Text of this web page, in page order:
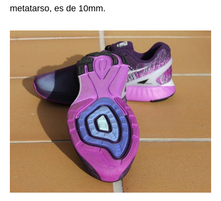
metatarso, es de 10mm.